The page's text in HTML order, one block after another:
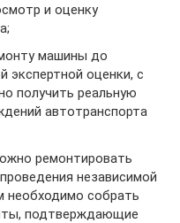
и оценку
машины до
экспертной оценки, с
получить реальную
автотранспорта
ремонтировать
независимой
необходимо собрать
подтверждающие